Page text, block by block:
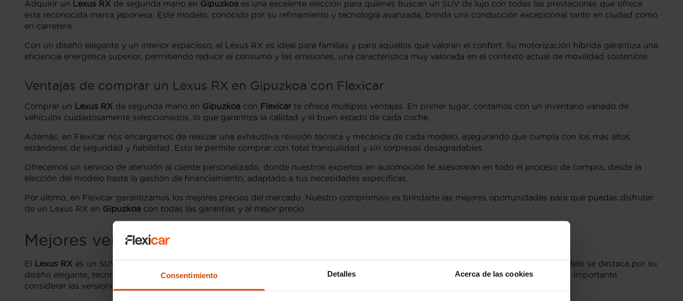
Consentimiento Detalles Acerca de las cookies
Adquirir un Lexus RX de segunda mano en Gipuzkoa es una excelente elección para quienes buscan un SUV de lujo con todas las prestaciones que ofrece
esta reconocida marca japonesa. Este modelo, conocido por su refinamiento y tecnología avanzada, brinda una conducción excepcional tanto en ciudad como
en carretera.
Con un diseño elegante y un interior espacioso, el Lexus RX es ideal para familias y para aquellos que valoran el confort. Su motorización híbrida garantiza una
eficiencia energética superior, permitiendo reducir el consumo y las emisiones, una característica muy valorada en el contexto actual de movilidad sostenible.
Ventajas de comprar un Lexus RX en Gipuzkoa con Flexicar
Comprar un Lexus RX de segunda mano en Gipuzkoa con Flexicarte ofrece múltiples ventajas. En primer lugar, contamos con un inventario variado de
vehículos cuidadosamente seleccionados, lo que garantiza la calidad y el buen estado de cada coche.
Además, en Flexicar nos encargamos de realizar una exhaustiva revisión técnica y mecánica de cada modelo, asegurando que cumpla con los más altos
estándares de seguridad y fiabilidad. Esto te permite comprar con total tranquilidad y sin sorpresas desagradables.
Ofrecemos un servicio de atención al cliente personalizado, donde nuestros expertos en automoción te asesorarán en todo el proceso de compra, desde la
elección del modelo hasta la gestión de financiamiento, adaptado a tus necesidades específicas.
Por último, en Flexicar garantizamos los mejores precios del mercado. Nuestro compromiso es brindarte las mejores oportunidades para que puedas disfrutar
de un Lexus RX en Gipuzkoa con todas las garantías y al mejor precio.
Mejores versiones y acabados del Lexus RX en Gipuzkoa
El Lexus RX es un SUV de lujo que ha captado la atención de muchos compradores de coches de segunda mano en Gipuzkoa. Este modelo se destaca por su
diseño elegante, tecnología innovadora y opciones de motorización eficientes. Al buscar un
Lexus RX de segunda mano en Gipuzkoa
, es importante
considerar las versiones más populares y los acabados que ofrecen el mejor equilibrio entre confort y desempeño.